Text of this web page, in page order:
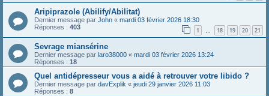
Aripiprazole (Abilify/Abilitat)
Dernier message par John « mardi 03 février 2026 18:30
Réponses : 403 1 18 19 20 21
Sevrage miansérine
Dernier message par laro38000 « mardi 03 février 2026 13:24
Réponses : 18
Quel antidépresseur vous a aidé à retrouver votre libido ?
Dernier message par davExplik « jeudi 29 janvier 2026 11:03
Réponses : 8